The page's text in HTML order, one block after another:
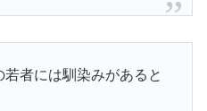
若者には馴染みがあると